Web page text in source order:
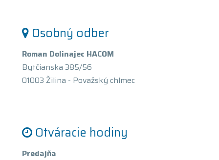
Osobný odber
Roman Dolinajec HACOM
Bytčianska 385/56
01003 Žilina - Považský chlmec
Otváracie hodiny
Predajňa